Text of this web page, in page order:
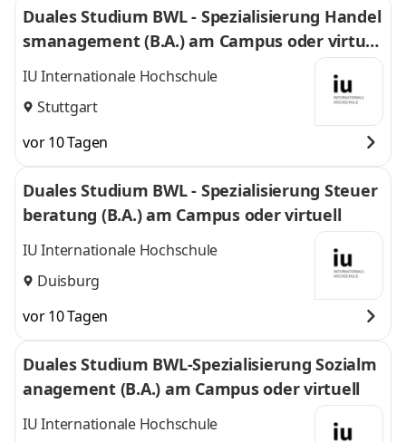
Duales Studium BWL - Spezialisierung Handel
smanagement (B.A.) am Campus oder virtuel
l
IU Internationale Hochschule
Stuttgart
vor 10 Tagen
Duales Studium BWL - Spezialisierung Steuer
beratung (B.A.) am Campus oder virtuell
IU Internationale Hochschule
Duisburg
vor 10 Tagen
Duales Studium BWL-Spezialisierung Sozialm
anagement (B.A.) am Campus oder virtuell
IU Internationale Hochschule